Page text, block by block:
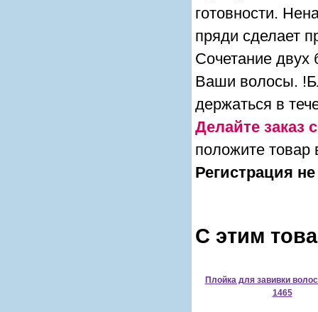
готовности.
пряди сделает
Сочетание двух
Ваши волосы.
держаться в
Делайте заказ
положите товар
Регистрация
С этим
Плойка для завивки
1465